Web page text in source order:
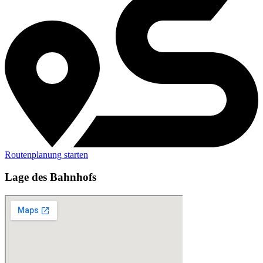
Routenplanung starten
Lage des Bahnhofs